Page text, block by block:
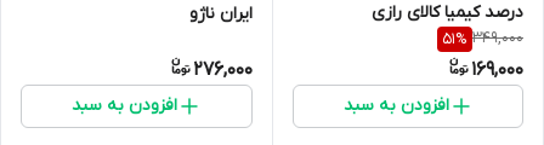
درصد کیمیا کالای رازی
349,000
51%
169,000
افزودن به سبد
ایران ناژو
276,000
افزودن به سبد